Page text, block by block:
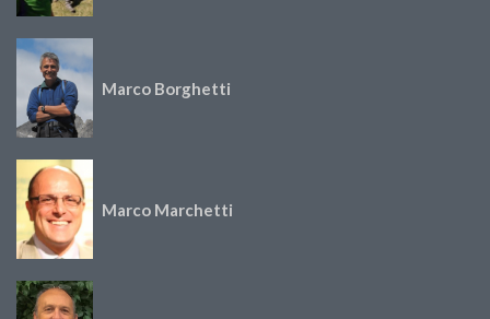
Marco Borghetti
Marco Marchetti